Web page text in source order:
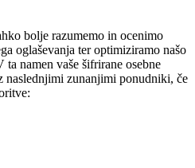
bolje razumemo in ocenimo
oglaševanja ter optimiziramo našo
namen vaše šifrirane osebne
naslednjimi zunanjimi ponudniki, če